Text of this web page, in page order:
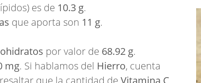
es de 10.3 g.
que aporta son 11 g.
por valor de 68.92 g.
mg. Si hablamos del Hierro, cuenta
resaltar que la cantidad deVitamina C